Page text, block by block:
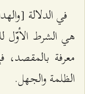
في الدلالة
هي الشرط الأوّل
معرفة
الظلمة والجهل.